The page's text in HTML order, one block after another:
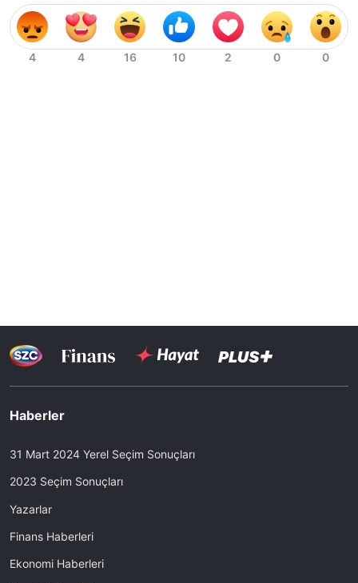
Haberler
31 Mart 2024 Yerel Seçim Sonuçları
2023 Seçim Sonuçları
Yazarlar
Finans Haberleri
Ekonomi Haberleri